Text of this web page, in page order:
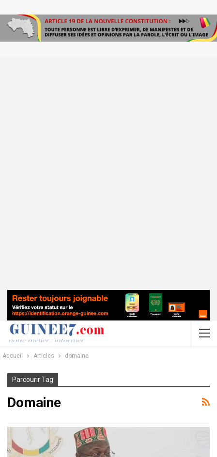
Accueil Articles domaine
Parcourir Tag
Domaine